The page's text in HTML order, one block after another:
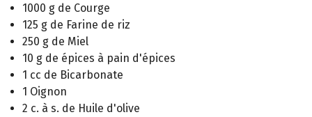
1000 g de Courge
125 g de Farine de riz
250 g de Miel
10 g de épices à pain d'épices
1 cc de Bicarbonate
1 Oignon
2 c. à s. de Huile d'olive